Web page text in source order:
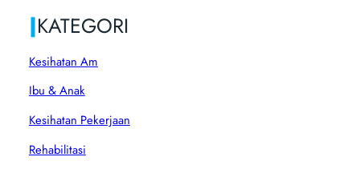
|KATEGORI
Kesihatan Am
Ibu & Anak
Kesihatan Pekerjaan
Rehabilitasi